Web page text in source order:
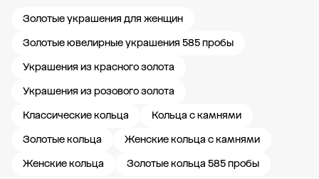
Золотые украшения для женщин
Золотые ювелирные украшения 585 пробы
Украшения из красного золота
Украшения из розового золота
Классические кольца
Кольца с камнями
Золотые кольца
Женские кольца с камнями
Женские кольца
Золотые кольца 585 пробы